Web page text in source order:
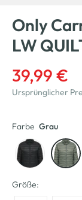
Only
LW
39,99 €
Ursprünglicher
Farbe Grau
Größe: